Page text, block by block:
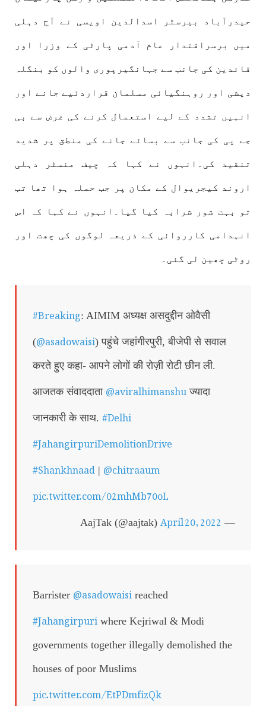
حیدرآباد بیرسٹر اسدالدین اویسی نے آج دہلی
میں برسراقتدار عام آدمی پارٹی کے وزرا اور
قائدین کی جانب سے جہانگیرپوری والوں کو بنگلہ
دیشی اور روہنگیائی مسلمان قراردئیے جانے اور
انہیں تشدد کے لیے استعمال کرنے کی غرض سے بی
جے پی کی جانب سے بسائے جانے کی منطق پر شدید
تنقید کی۔انہوں نے کہا کہ چیف منسٹر دہلی
اروند کیجریوال کے مکان پر جب حملہ ہوا تھا تب
تو بہت شور شرابہ کیا گیا۔انہوں نے کہا کہ اس
انہدامی کارروائی کے ذریعہ لوگوں کی چھت اور
روٹی چھین لی گئی۔
#Breaking: AIMIM अध्यक्ष असदुद्दीन ओवैसी
(@asadowaisi) पहुंचे जहांगीरपुरी, बीजेपी से सवाल
करते हुए कहा- आपने लोगों की रोज़ी रोटी छीन ली.
आजतक संवाददाता @aviralhimanshu ज्यादा
जानकारी के साथ. #Delhi
#JahangirpuriDemolitionDrive
#Shankhnaad | @chitraaum
pic.twitter.com/02mhMb70oL
— AajTak (@aajtak)
April 20, 2022
Barrister @asadowaisi reached
#Jahangirpuri where Kejriwal & Modi
governments together illegally demolished the
houses of poor Muslims
pic.twitter.com/EtPDmfizQk